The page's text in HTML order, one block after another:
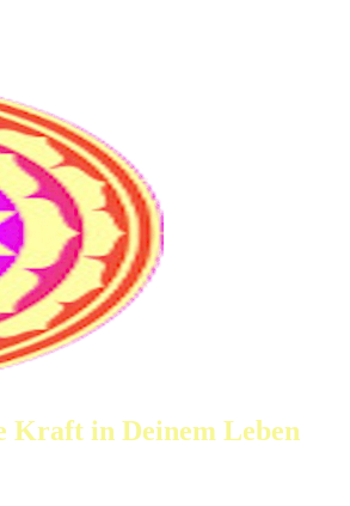
Kraft in Deinem Leben